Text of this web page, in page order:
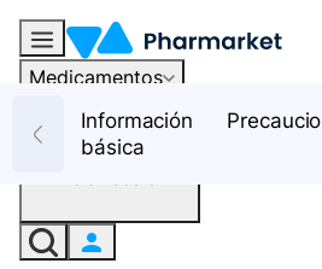
Medicamentos
RecursosInformación
básica